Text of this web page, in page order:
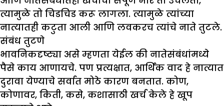
त्यामुळे तो चिडचिड करू लागला. त्यामुळे त्यांच्या
नात्यातही कटुता आली आणि लवकरच त्यांचे नाते तुटले.
संबंध तुटणे
भावनिकदृष्ट्या असे म्हणता येईल की नातेसंबंधांमध्ये
पैसे काय आणायचे. पण प्रत्यक्षात, आर्थिक वाद हे नात्यात
दुरावा येण्याचे सर्वात मोठे कारण बनतात. कोण,
कोणावर, किती, कसे, कशासाठी खर्च केले हे खूप